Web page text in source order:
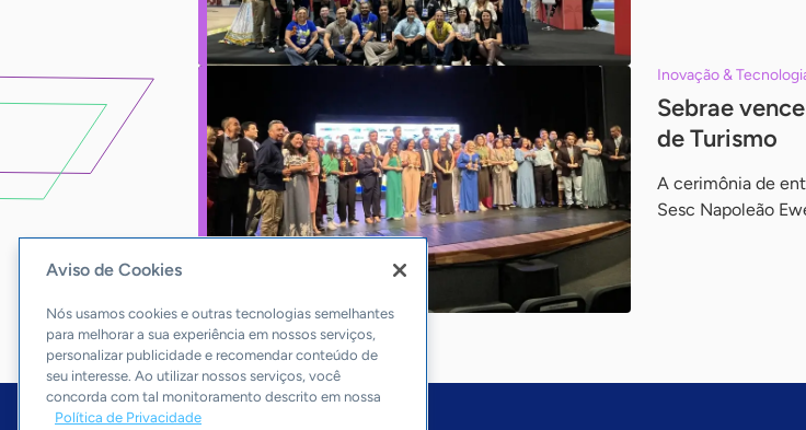
Inovação &
Sebrae
de Turismo
A cerimônia de
Sesc Napoleão
Aviso de Cookies
Nós usamos cookies e outras tecnologias semelhantes
para melhorar a sua experiência em nossos serviços,
personalizar publicidade e recomendar conteúdo de
seu interesse. Ao utilizar nossos serviços, você
concorda com tal monitoramento descrito em nossa
Política de Privacidade